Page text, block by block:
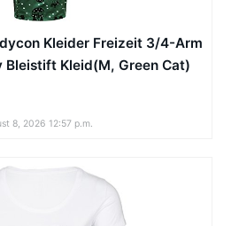
Kleider Freizeit 3/4-Arm
Kleid(M, Green Cat)
8, 2026 12:57 p.m.